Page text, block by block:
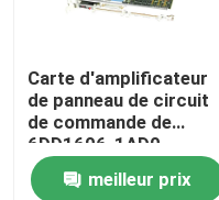
Carte d'amplificateur
de panneau de circuit
de commande de
6DD1606-1AD0
SIEMENS PT20M
32MHz meilleur prix